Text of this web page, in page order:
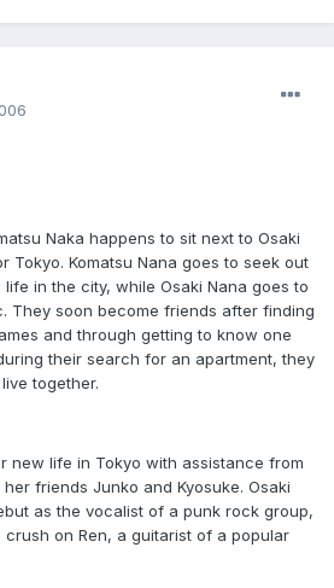
Naka happens to sit next to Osaki
Tokyo. Komatsu Nana goes to seek out
in the city, while Osaki Nana goes to
They soon become friends after finding
and through getting to know one
their search for an apartment, they
together.
new life in Tokyo with assistance from
friends Junko and Kyosuke. Osaki
as the vocalist of a punk rock group,
on Ren, a guitarist of a popular